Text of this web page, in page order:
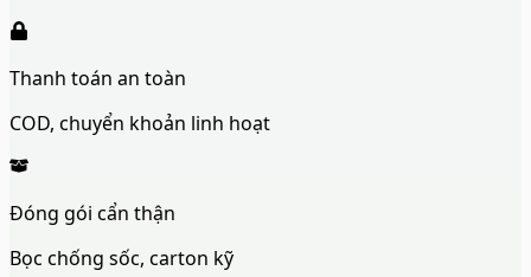
Thanh toán an toàn
COD, chuyển khoản linh hoạt
Đóng gói cẩn thận
Bọc chống sốc, carton kỹ